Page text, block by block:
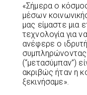
«Σήμερα ο
μέσων
μας είμαστε μια
τεχνολογία για
ανέφερε ο
(“μετασύμπαν”)
ακριβώς ήταν η
ξεκινήσαμε».